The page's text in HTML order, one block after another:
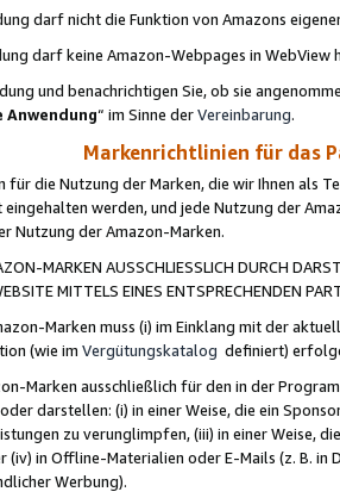
darf nicht die Funktion von Amazons
darf keine Amazon-Webpages in WebView
und benachrichtigen Sie, ob sie
Anwendung“ im Sinne derVereinbarung.
Markenrichtlinien für das
für die Nutzung der Marken, die wir Ihnen als
werden, und jede Nutzung der
Nutzung der Amazon-Marken.
MARKEN AUSSCHLIESSLICH DURCH
MITTELS EINES ENTSPRECHENDEN
Marken muss (i) im Einklang mit der
(wie im Vergütungskatalog definiert)
Marken ausschließlich für den in der
darstellen: (i) in einer Weise, die ein
zu verunglimpfen, (iii) in einer Weise,
(iv) in Offline-Materialien oder E-Mails (z. B. in
Werbung).